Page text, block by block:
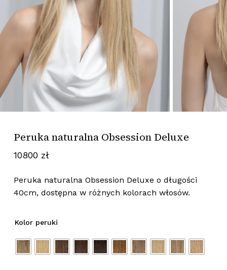
Peruka naturalna Obsession Deluxe
10800 zł
Peruka naturalna Obsession Deluxe o długości
40cm, dostępna w różnych kolorach włosów.
Kolor peruki